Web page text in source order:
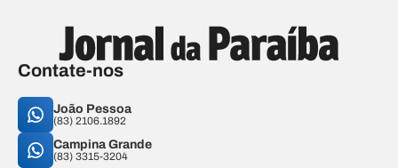
Contate-nos
João Pessoa
(83) 2106.1892
Campina Grande
(83) 3315-3204